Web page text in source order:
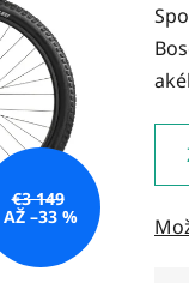
je
0,0
z
5
€3 149
AŽ –33 %